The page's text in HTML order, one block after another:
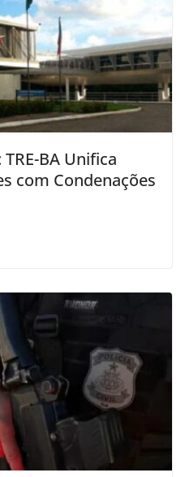
BA Unifica
com Condenações